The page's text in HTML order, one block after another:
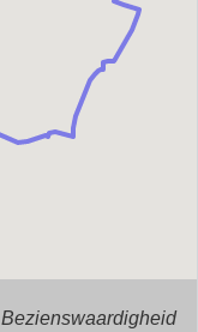
Bezienswaardigheid